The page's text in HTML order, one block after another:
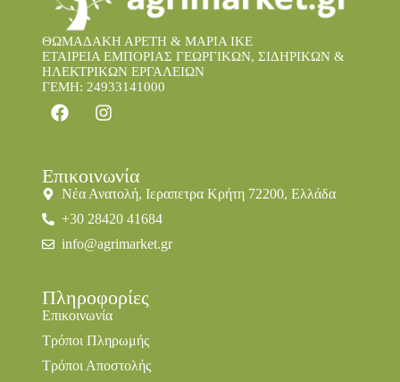
ΘΩΜΑΔΑΚΗ ΑΡΕΤΗ & ΜΑΡΙΑ IKE
ΕΤΑΙΡΕΙΑ ΕΜΠΟΡΙΑΣ ΓΕΩΡΓΙΚΩΝ, ΣΙΔΗΡΙΚΩΝ &
ΗΛΕΚΤΡΙΚΩΝ ΕΡΓΑΛΕΙΩΝ
ΓΕΜΗ: 24933141000
Επικοινωνία
Νέα Ανατολή, Ιεραπετρα Κρήτη 72200, Ελλάδα
+30 28420 41684
info@agrimarket.gr
Πληροφορίες
Επικοινωνία
Τρόποι Πληρωμής
Τρόποι Αποστολής